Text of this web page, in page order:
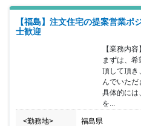
実現。これによって、所得が低い
安全な暮らしを提供しています。
て注文住宅の提案営業（リーダー
【福島】注文住宅の提案営業ポ
士歓迎
【業務内容】
まずは、
頂して頂き
んでいただ
具体的には
を...
<勤務地> 福島県